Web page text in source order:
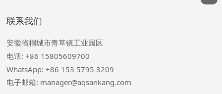
联系我们
安徽省桐城市青草镇工业园区
电话: +86 15805609700
WhatsApp: +86 153 5795 3209
电子邮箱: manager@aqsankang.com